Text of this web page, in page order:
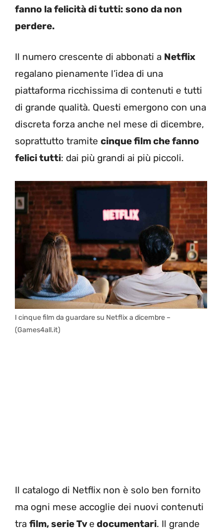
fanno la felicità di tutti: sono da non
perdere.
Il numero crescente di abbonati a Netflix
regalano pienamente l’idea di una
piattaforma ricchissima di contenuti e tutti
di grande qualità. Questi emergono con una
discreta forza anche nel mese di dicembre,
soprattutto tramite cinque film che fanno
felici tutti: dai più grandi ai più piccoli.
I cinque film da guardare su Netflix a dicembre –
(Games4all.it)
Il catalogo di Netflix non è solo ben fornito
ma ogni mese accoglie dei nuovi contenuti
tra film, serie Tv e documentari. Il grande